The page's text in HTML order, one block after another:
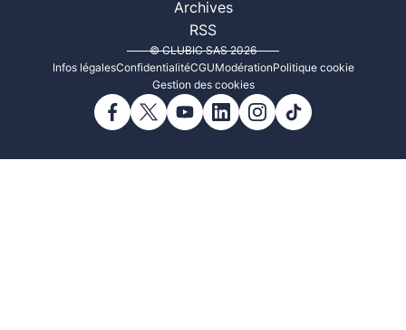
Archives
RSS
© CLUBIC SAS 2026
Infos légalesConfidentialitéCGUModérationPolitique cookie
Gestion des cookies